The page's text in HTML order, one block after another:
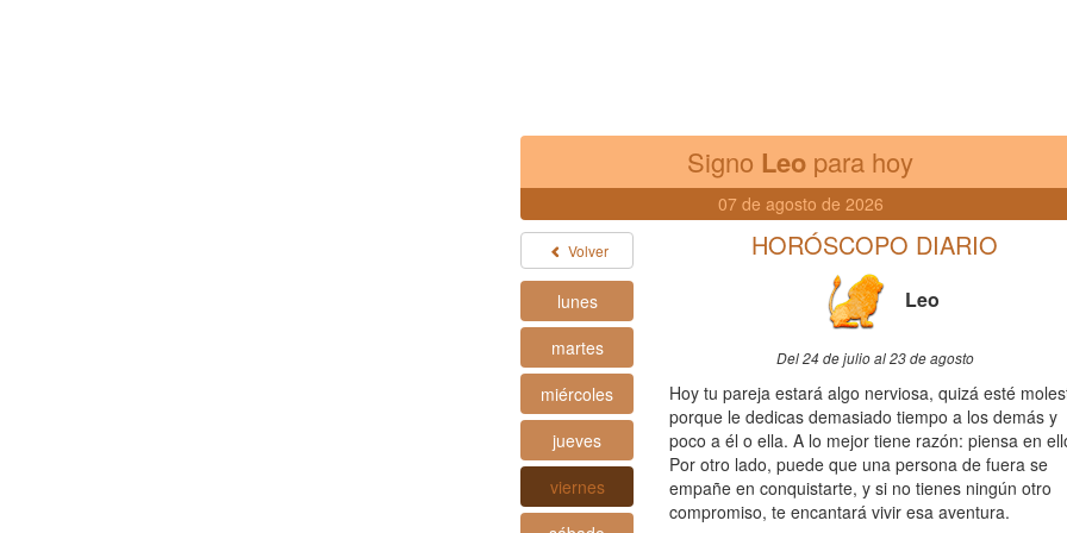
Signo Leo para hoy
07 de agosto de 2026
Volver
lunes
martes
miércoles
jueves
viernes
HORÓSCOPO DIARIO
Leo
Del 24 de julio al 23 de agosto
Hoy tu pareja estará algo nerviosa, quizá esté
porque le dedicas demasiado tiempo a los demás y
poco a él o ella. A lo mejor tiene razón: piensa en
Por otro lado, puede que una persona de fuera se
empañe en conquistarte, y si no tienes ningún otro
compromiso, te encantará vivir esa aventura.